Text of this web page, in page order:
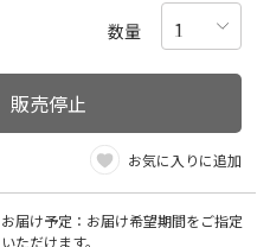
数量
販売停止
お気に入りに追加
お届け予定：お届け希望期間をご指定
いただけます。